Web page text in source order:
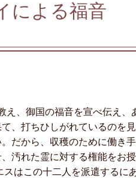
による福音
、御国の福音を宣べ伝え、
、打ちひしがれているのを
だから、収穫のために働き
汚れた霊に対する権能をお
はこの十二人を派遣するに